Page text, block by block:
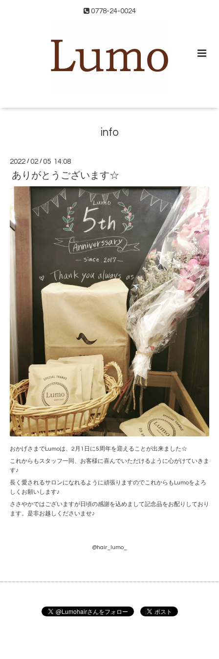
0778-24-0024
info
2022 /02 /05 14:08
ありがとうございます☆
おかげさまでLumoは、2月1日に5周年を迎えることが出来ました☆
これからもスタッフ一同、お客様に喜んでいただけるように心がけていきま
す♪
長く愛されるサロンになれるように頑張りますのでこれからもLumoをよろ
しくお願いします♪
ささやかではございますが日頃の感謝を込めまして記念品をお配りしており
ます。是非お越しくださいませ♪
@hair_lumo_